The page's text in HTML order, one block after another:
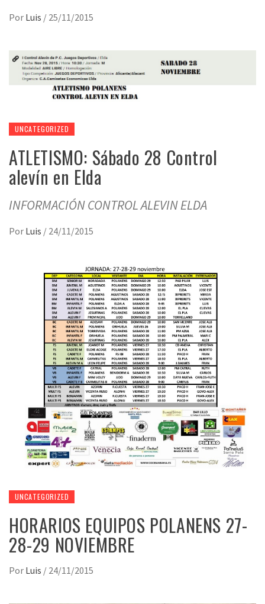
Por Luis / 25/11/2015
UNCATEGORIZED
ATLETISMO: Sábado 28 Control
alevín en Elda
INFORMACIÓN CONTROL ALEVIN ELDA
Por Luis / 24/11/2015
UNCATEGORIZED
HORARIOS EQUIPOS POLANENS 27-
28-29 NOVIEMBRE
Por Luis / 24/11/2015